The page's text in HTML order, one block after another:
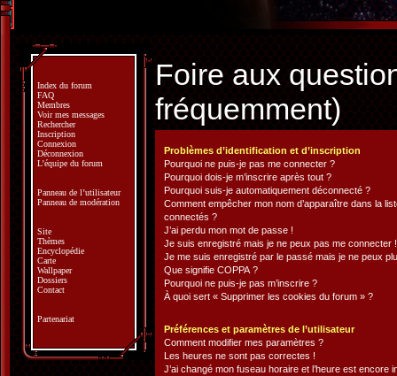
Foire aux
fréquemment)
Problèmes d’identification et d’inscription
Pourquoi ne puis-je pas me connecter ?
Pourquoi dois-je m’inscrire après tout ?
Pourquoi suis-je automatiquement déconnecté ?
Comment empêcher mon nom d’apparaître dans la
connectés ?
J’ai perdu mon mot de passe !
Je suis enregistré mais je ne peux pas me connecter !
Je me suis enregistré par le passé mais je ne peux
Que signifie COPPA ?
Pourquoi ne puis-je pas m’inscrire ?
À quoi sert « Supprimer les cookies du forum » ?
Préférences et paramètres de l’utilisateur
Comment modifier mes paramètres ?
Les heures ne sont pas correctes !
J’ai changé mon fuseau horaire et l’heure est encore
Index du forum
FAQ
Membres
Voir mes messages
Rechercher
Inscription
Connexion
Déconnexion
L’équipe du forum
Panneau de l’utilisateur
Panneau de modération
Site
Thèmes
Encyclopédie
Carte
Wallpaper
Dossiers
Contact
Partenariat